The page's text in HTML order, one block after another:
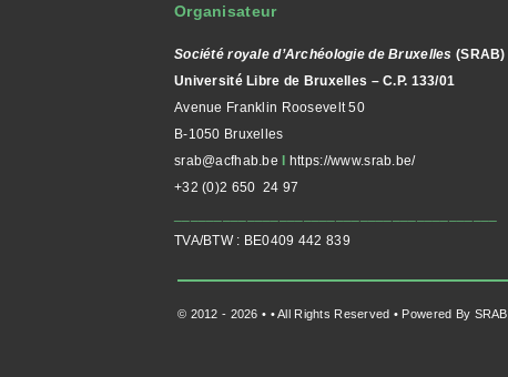
Organisateur
Société royale d’Archéologie de Bruxelles (SRAB)
Université Libre de Bruxelles – C.P. 133/01
Avenue Franklin Roosevelt 50
B-1050 Bruxelles
srab@acfhab.be I https://www.srab.be/
+32 (0)2 650 24 97
TVA/BTW : BE0409 442 839
© 2012 - 2026 • • All Rights Reserved • Powered By SRAB